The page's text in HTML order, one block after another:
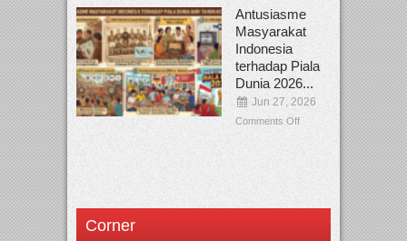
Antusiasme
Masyarakat
Indonesia
terhadap Piala
Dunia 2026...
Jun 27, 2026
Comments Off
Corner